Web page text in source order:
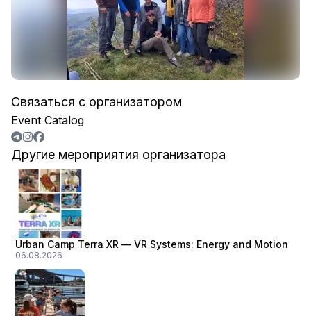
Связаться с организатором
Event Catalog
Другие мероприятия организатора
Urban Camp Terra XR — VR Systems: Energy and Motion
06.08.2026